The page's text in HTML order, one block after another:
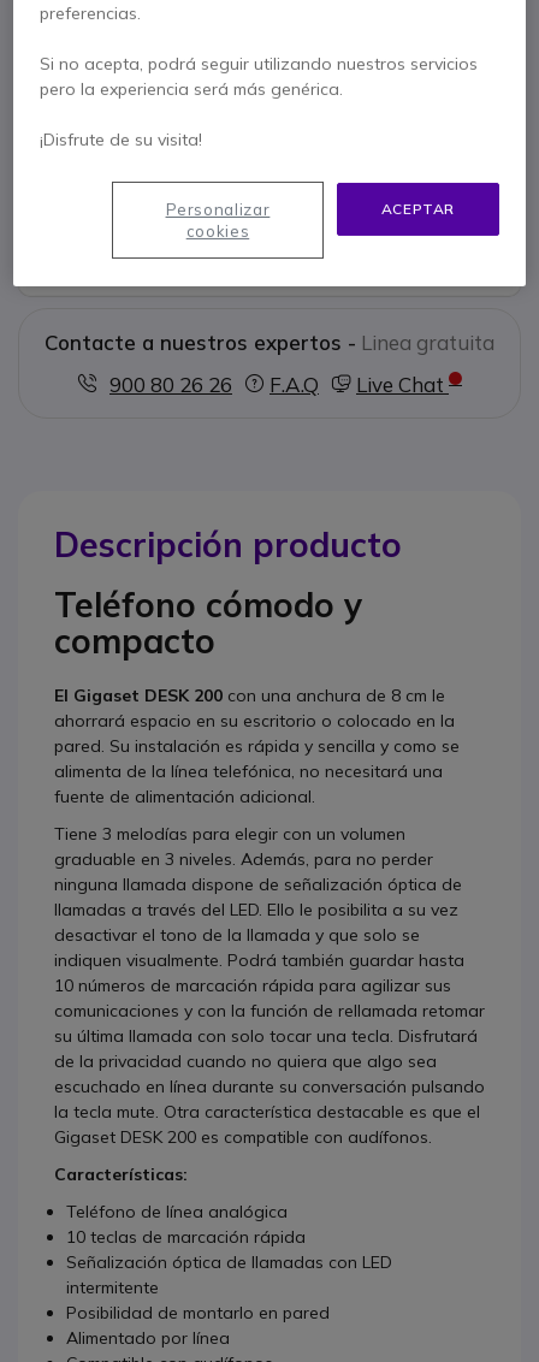
1 x Cable de conexión telefónica
1 x Cable del auricular
Manual
Más versiones:
43,95 €
14,95 € s/Iva
Contacte a nuestros expertos - Linea gratuita
900 80 26 26
F.A.Q Live Chat
Descripción producto
Teléfono cómodo y
compacto
El Gigaset DESK 200 con una anchura de 8 cm le
ahorrará espacio en su escritorio o colocado en la
pared. Su instalación es rápida y sencilla y como se
alimenta de la línea telefónica, no necesitará una
fuente de alimentación adicional.
Tiene 3 melodías para elegir con un volumen
graduable en 3 niveles. Además, para no perder
ninguna llamada dispone de señalización óptica de
llamadas a través del LED. Ello le posibilita a su vez
desactivar el tono de la llamada y que solo se
indiquen visualmente. Podrá también guardar hasta
10 números de marcación rápida para agilizar sus
comunicaciones y con la función de rellamada retomar
su última llamada con solo tocar una tecla. Disfrutará
de la privacidad cuando no quiera que algo sea
escuchado en línea durante su conversación pulsando
la tecla mute. Otra característica destacable es que el
Gigaset DESK 200 es compatible con audífonos.
Características:
Teléfono de línea analógica
10 teclas de marcación rápida
Señalización óptica de llamadas con LED
intermitente
Posibilidad de montarlo en pared
Alimentado por línea
preferencias.
Si no acepta, podrá seguir utilizando nuestros servicios
pero la experiencia será más genérica.
¡Disfrute de su visita!
ACEPTAR
Personalizar
cookies